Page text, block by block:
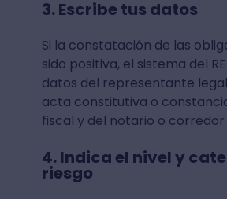
3. Escribe tus datos
Si la constatación de las
sido positiva, el sistema del
datos del representante
acta constitutiva o
fiscal y del notario o corredor
4. Indica el nivel y
riesgo